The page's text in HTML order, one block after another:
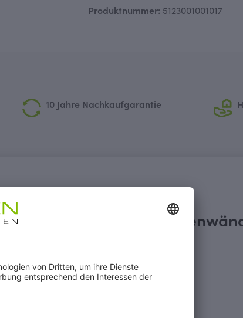
Produktnummer: 5123001001017
10 Jahre Nachkaufgarantie
mit Festteil und 2